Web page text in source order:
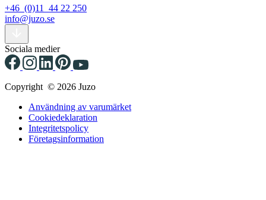
+46 (0)11 44 22 250
info@juzo.se
Sociala medier
Copyright © 2026 Juzo
Användning av varumärket
Cookiedeklaration
Integritetspolicy
Företagsinformation